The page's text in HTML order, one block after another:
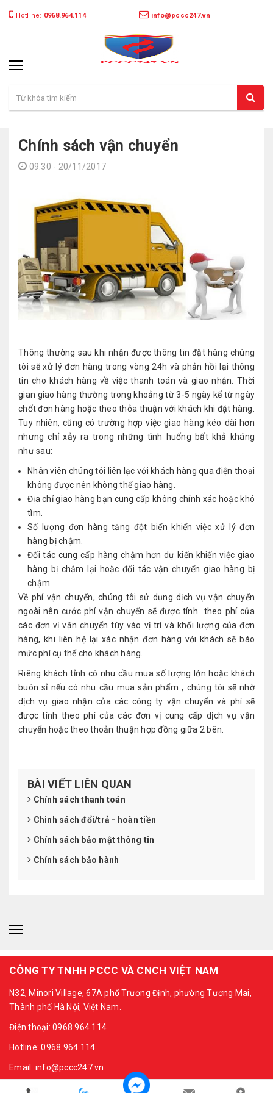
Hotline: 0968.964.114 info@pccc247.vn
Chính sách vận chuyển
09:30 - 20/11/2017
Thông thường sau khi nhận được thông tin đặt hàng chúng
tôi sẽ xử lý đơn hàng trong vòng 24h và phản hồi lại thông
tin cho khách hàng về việc thanh toán và giao nhận. Thời
gian giao hàng thường trong khoảng từ 3-5 ngày kể từ ngày
chốt đơn hàng hoặc theo thỏa thuận với khách khi đặt hàng.
Tuy nhiên, cũng có trường hợp việc giao hàng kéo dài hơn
nhưng chỉ xảy ra trong những tình huống bất khả kháng
như sau:
Nhân viên chúng tôi liên lạc với khách hàng qua điện thoại
không được nên không thể giao hàng.
Địa chỉ giao hàng bạn cung cấp không chính xác hoặc khó
tìm.
Số lượng đơn hàng tăng đột biến khiến việc xử lý đơn
hàng bị chậm.
Đối tác cung cấp hàng chậm hơn dự kiến khiến việc giao
hàng bị chậm lại hoặc đối tác vận chuyển giao hàng bị
chậm
Về phí vận chuyển, chúng tôi sử dụng dịch vụ vận chuyển
ngoài nên cước phí vận chuyển sẽ được tính theo phí của
các đơn vị vận chuyển tùy vào vị trí và khối lượng của đơn
hàng, khi liên hệ lại xác nhận đơn hàng với khách sẽ báo
mức phí cụ thể cho khách hàng.
Riêng khách tỉnh có nhu cầu mua số lượng lớn hoặc khách
buôn sỉ nếu có nhu cầu mua sản phẩm , chúng tôi sẽ nhờ
dịch vụ giao nhận của các công ty vận chuyển và phí sẽ
được tính theo phí của các đơn vị cung cấp dịch vụ vận
chuyển hoặc theo thoản thuận hợp đồng giữa 2 bên.
BÀI VIẾT LIÊN QUAN
Chính sách thanh toán
Chinh sách đổi/trả - hoàn tiền
Chính sách bảo mật thông tin
Chính sách bảo hành
CÔNG TY TNHH PCCC VÀ CNCH VIỆT NAM
N32, Minori Village, 67A phố Trương Định, phường Tương Mai,
Thành phố Hà Nội, Việt Nam.
Điện thoại: 0968 964 114
Hotline: 0968.964.114
Email: info@pccc247.vn